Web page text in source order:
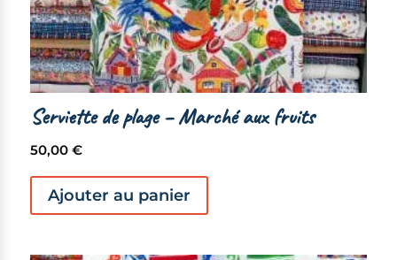
Serviette de plage – Marché aux fruits
50,00 €
Ajouter au panier